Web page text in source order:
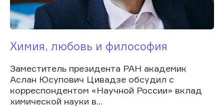
Химия, любовь и философия
Заместитель президента РАН академик
Аслан Юсупович Цивадзе обсудил с
корреспондентом «Научной России» вклад
химической науки в...